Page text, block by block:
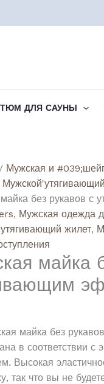
ДЛЯ САУНЫ
/ Мужская и
без рукавов с
, Мужская одежда
жилет,
майка
майка без
в соответствии с
Высокая
так что вы не